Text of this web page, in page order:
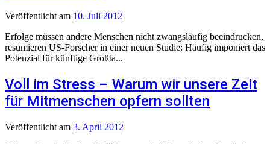
Veröffentlicht am 10. Juli 2012
Erfolge müssen andere Menschen nicht zwangsläufig beeindrucken,
resümieren US-Forscher in einer neuen Studie: Häufig imponiert das
Potenzial für künftige Großta...
Voll im Stress – Warum wir unsere Zeit
für Mitmenschen opfern sollten
Veröffentlicht am 3. April 2012